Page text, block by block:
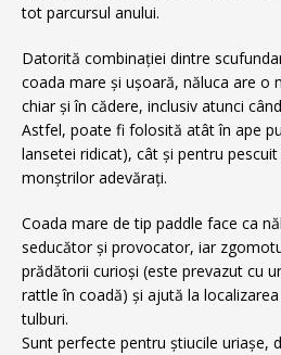
tot parcursul anului.
Datorită combinației dintre
coada mare și ușoară, năluca are o
chiar și în cădere, inclusiv atunci
Astfel, poate fi folosită atât în ape
lansetei ridicat), cât și pentru
monștrilor adevărați.
Coada mare de tip paddle face ca
seducător și provocator, iar
prădătorii curioși (este prevazut cu
rattle în coadă) și ajută la
tulburi.
Sunt perfecte pentru știucile uriașe,